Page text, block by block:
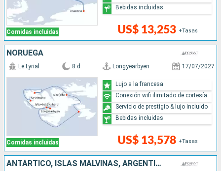
Comidas incluidas US$ 13,253 +Tasas
Bebidas incluidas
NORUEGA
Comidas incluidas
Le Lyrial 8 d Longyearbyen 17/07/2027
US$ 13,578 +Tasas
Lujo a la francesa
Conexión wifi ilimitado de cortesía
Servicio de prestigio & lujo incluido
Bebidas incluidas
ANTÁRTICO, ISLAS MALVINAS, ARGENTINA, REINO UNIDO